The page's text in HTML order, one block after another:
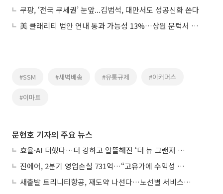
쿠팡, ‘전국 쿠세권’ 눈앞...김범석, 대만서도 성공신화 쓴다
美 클래리티 법안 연내 통과 가능성 13%…상원 문턱서 제동
#SSM #새벽배송 #유통규제 #이커머스
#이마트
문현호 기자의 주요 뉴스
효율·AI 더했다…더 강하고 알뜰해진 ‘더 뉴 그랜저 하이브리드’
진에어, 2분기 영업손실 731억…“고유가에 수익성 악화”
새출발 트리니티항공, 재도약 나선다…노선별 서비스 차별화